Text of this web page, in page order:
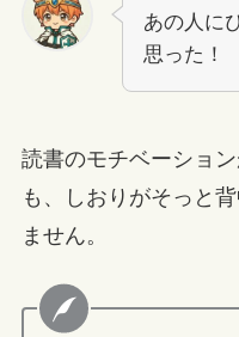
あの人に
思った！
読書のモチベーショ
も、しおりがそっと
ません。